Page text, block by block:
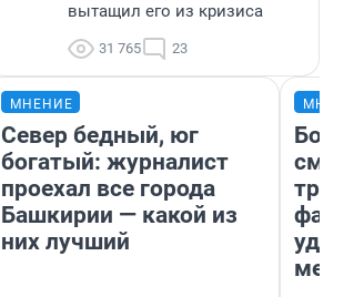
вытащил его из кризиса
31 765 23
МНЕНИЕ
Север бедный, юг
богатый: журналист
проехал все города
Башкирии — какой из
них лучший
месте